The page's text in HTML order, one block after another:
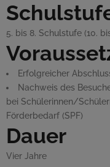
5. bis 8. Schulstufe (10.
Erfolgreicher
Nachweis des
bei Schülerinnen/
Förderbedarf (SPF)
Dauer
Vier Jahre